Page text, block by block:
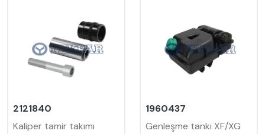
2121840
Kaliper tamir takımı
1960437
Genleşme tankı XF/XG